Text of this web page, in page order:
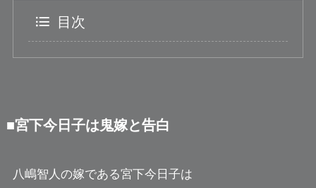
目次
■宮下今日子は鬼嫁と告白
八嶋智人の嫁である宮下今日子は